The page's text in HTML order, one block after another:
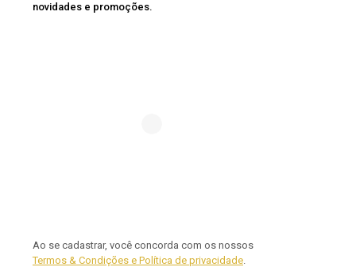
novidades e promoções.
Ao se cadastrar, você concorda com os nossos
Termos & Condições e Política de privacidade